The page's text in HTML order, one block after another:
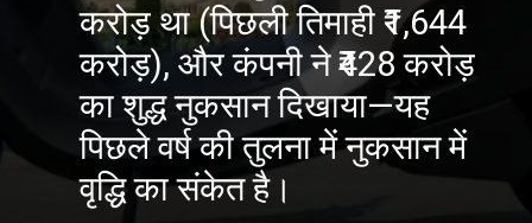
करोड़ था (पिछली तिमाही ₹1,644
करोड़), और कंपनी ने ₹428 करोड़
का शुद्ध नुकसान दिखाया—यह
पिछले वर्ष की तुलना में नुकसान में
वृद्धि का संकेत है।